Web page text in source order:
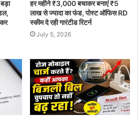
हर महीने ₹3,000 बचाकर बनाएं ₹5
लाख से ज्यादा का फंड, पोस्ट ऑफिस RD
स्कीम दे रही गारंटीड रिटर्न
July 5, 2026